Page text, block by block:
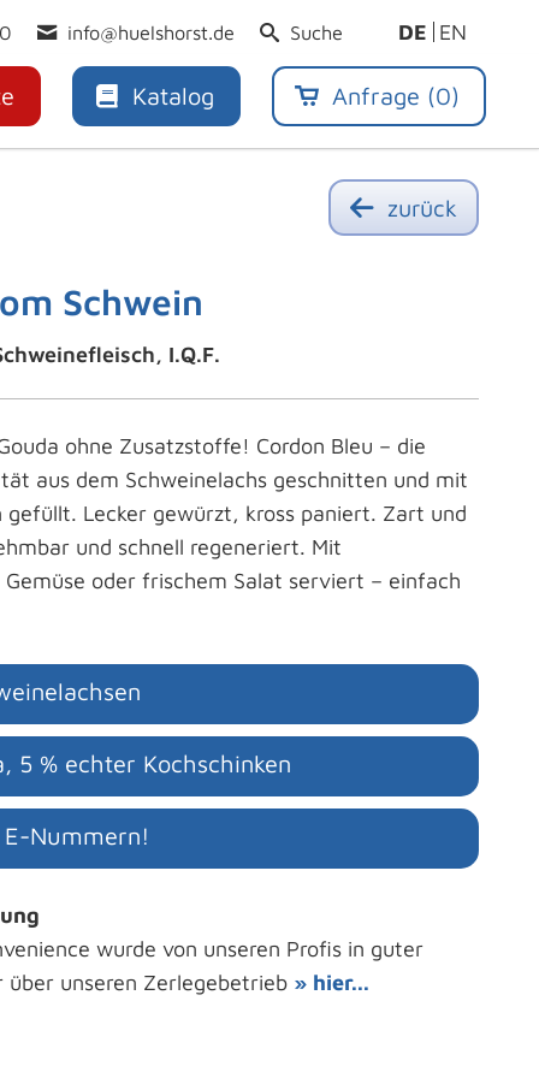
DE EN
info@huelshorst.de Suche
Katalog Anfrage (0)
zurück
Schwein
I.Q.F.
ohne Zusatzstoffe! Cordon Bleu – die
aus dem Schweinelachs geschnitten und mit
gefüllt. Lecker gewürzt, kross paniert. Zart und
und schnell regeneriert. Mit
oder frischem Salat serviert – einfach
5 % echter Kochschinken
Nummern!
wurde von unseren Profis in guter
unseren Zerlegebetrieb » hier...